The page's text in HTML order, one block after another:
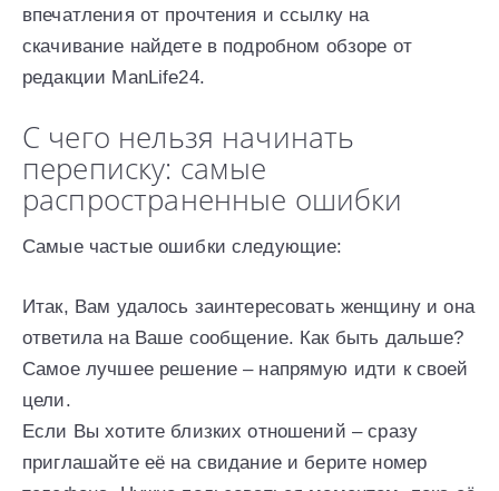
впечатления от прочтения и ссылку на
скачивание найдете в подробном обзоре от
редакции ManLife24.
С чего нельзя начинать
переписку: самые
распространенные ошибки
Самые частые ошибки следующие:
Итак, Вам удалось заинтересовать женщину и она
ответила на Ваше сообщение. Как быть дальше?
Самое лучшее решение – напрямую идти к своей
цели.
Если Вы хотите близких отношений – сразу
приглашайте её на свидание и берите номер